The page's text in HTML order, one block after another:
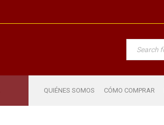
QUIÉNES SOMOS CÓMO COMPRAR